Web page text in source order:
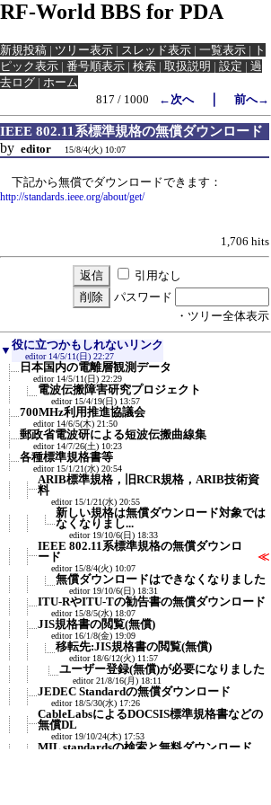
RF-World BBS for PDA
新規投稿 | ツリー表示 | スレッド表示 | 一覧表示 | ト
ピック表示 | 番号順表示 | 検索 | 取扱説明 | 設定 | 過
去ログ | ホーム
817 / 1000
←次へ｜ 前へ→
IEEE 802.11系標準規格の無償ダウンロード
by editor 15/8/4(火) 10:07
下記から無償でダウンロードできます：
http://standards.ieee.org/about/get/
1,706 hits
引用なし
パスワード
・ツリー全体表示
▼ 役に立つかもしれないリンク
editor 14/5/11(日) 22:27
日本国内の電離層観測データ
editor 14/5/11(日) 22:29
電波伝搬障害研究プロジェクト
editor 15/4/19(日) 13:57
700MHz利用推進協議会
editor 14/6/5(木) 21:50
郵政省電波研による短波伝搬曲線集
editor 14/7/26(土) 10:23
各種標準規格書等
editor 15/1/21(水) 20:54
ARIB標準規格，旧RCR規格，ARIB技術資
料
editor 15/1/21(水) 20:55
新しい規格は無償ダウンロード対象では
なくなりまし...
editor 19/10/6(日) 18:33
IEEE 802.11系標準規格の無償ダウンロ
ード
editor 15/8/4(火) 10:07
≪
無償ダウンロードはできなくなりました
editor 19/10/6(日) 18:31
ITU-RやITU-Tの勧告書の無償ダウンロード
editor 15/8/5(水) 18:07
JIS規格書の閲覧(無償)
editor 16/1/8(金) 19:09
移転先:JIS規格書の閲覧(無償)
editor 18/6/12(火) 11:57
ユーザー登録(無償)が必要になりました
editor 21/8/16(月) 18:11
JEDEC Standardの無償ダウンロード
editor 18/5/30(水) 17:26
CableLabsによるDOCSIS標準規格書などの
無償DL
editor 19/10/24(木) 17:53
MIL standardsの検索と無料ダウンロード